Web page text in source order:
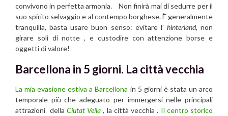
convivono in perfetta armonia. Non finirà mai di sedurre per il
suo spirito selvaggio e al contempo borghese. È generalmente
tranquilla, basta usare buon senso: evitare l’ hinterland, non
girare soli di notte , e custodire con attenzione borse e
oggetti di valore!
Barcellona in 5 giorni. La città vecchia
La mia evasione estiva a Barcellona in 5 giorni è stata un arco
temporale più che adeguato per immergersi nelle principali
attrazioni della Ciutat Vella , la città vecchia . Il centro storico